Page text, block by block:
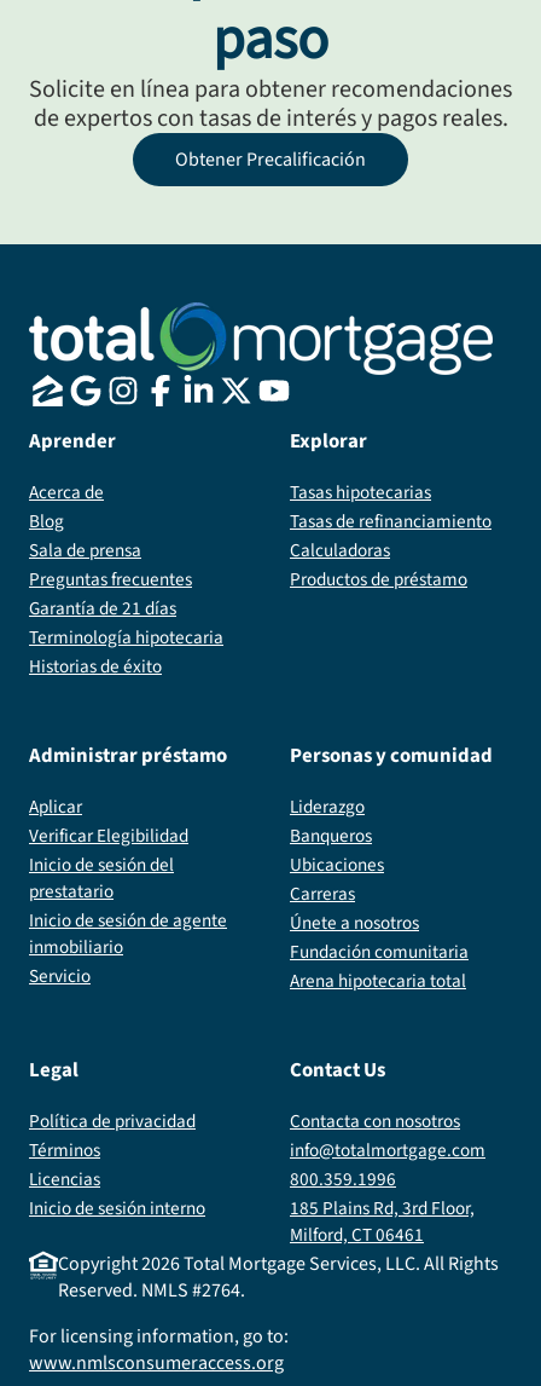
paso
Solicite en línea para obtener recomendaciones
de expertos con tasas de interés y pagos reales.
Obtener Precalificación
Aprender
Acerca de
Blog
Sala de prensa
Preguntas frecuentes
Garantía de 21 días
Terminología hipotecaria
Historias de éxito
Explorar
Tasas hipotecarias
Tasas de refinanciamiento
Calculadoras
Productos de préstamo
Administrar préstamo
Aplicar
Verificar Elegibilidad
Inicio de sesión del
prestatario
Inicio de sesión de agente
inmobiliario
Servicio
Personas y comunidad
Liderazgo
Banqueros
Ubicaciones
Carreras
Únete a nosotros
Fundación comunitaria
Arena hipotecaria total
Legal
Política de privacidad
Términos
Licencias
Inicio de sesión interno
Contact Us
Contacta con nosotros
info@totalmortgage.com
800.359.1996
185 Plains Rd, 3rd Floor,
Milford, CT 06461
Copyright2026Total Mortgage Services, LLC. All Rights
Reserved. NMLS #2764.
For licensing information, go to:
www.nmlsconsumeraccess.org